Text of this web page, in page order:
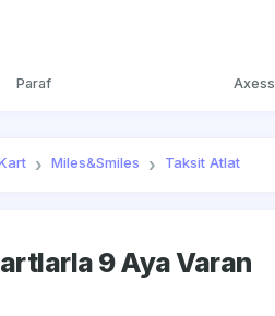
Paraf Axess
Miles&Smiles Taksit Atlat
9 Aya Varan